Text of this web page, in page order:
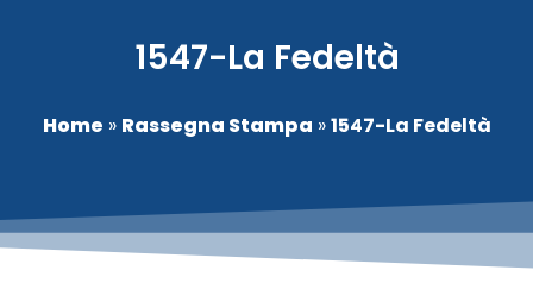
1547-La Fedeltà
Home » Rassegna Stampa »1547-La Fedeltà